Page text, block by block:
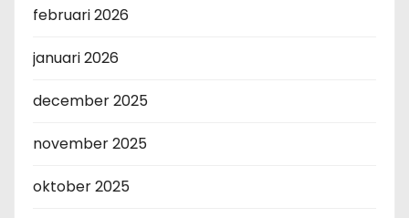
februari 2026
januari 2026
december 2025
november 2025
oktober 2025